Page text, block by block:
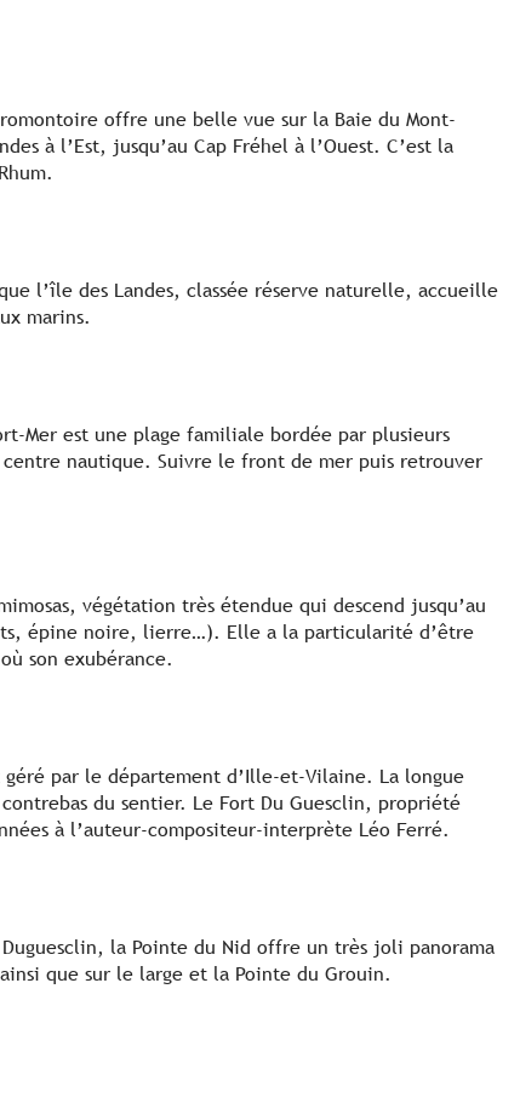
offre une belle vue sur la Baie du Mont-
à l’Est, jusqu’au Cap Fréhel à l’Ouest. C’est la
l’île des Landes, classée réserve naturelle, accueille
marins.
Mer est une plage familiale bordée par plusieurs
nautique. Suivre le front de mer puis retrouver
végétation très étendue qui descend jusqu’au
épine noire, lierre…). Elle a la particularité d’être
son exubérance.
géré par le département d’Ille-et-Vilaine. La longue
du sentier. Le Fort Du Guesclin, propriété
à l’auteur-compositeur-interprète Léo Ferré.
la Pointe du Nid offre un très joli panorama
que sur le large et la Pointe du Grouin.